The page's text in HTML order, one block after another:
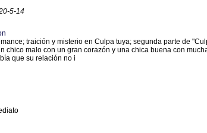
5-14
traición y misterio en Culpa tuya; segunda parte de
chico malo con un gran corazón y una chica buena con
que su relación no i